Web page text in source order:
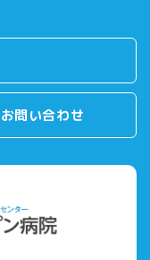
お問い合わせ